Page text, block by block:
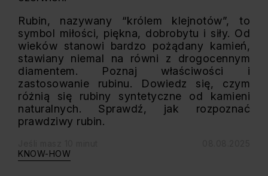
Rubin, nazywany “królem klejnotów”, to
symbol miłości, piękna, dobrobytu i siły. Od
wieków stanowi bardzo pożądany kamień,
stawiany niemal na równi z drogocennym
diamentem. Poznaj właściwości i
zastosowanie rubinu. Dowiedz się, czym
różnią się rubiny syntetyczne od kamieni
naturalnych. Sprawdź, jak rozpoznać
prawdziwy rubin.
KNOW-HOW